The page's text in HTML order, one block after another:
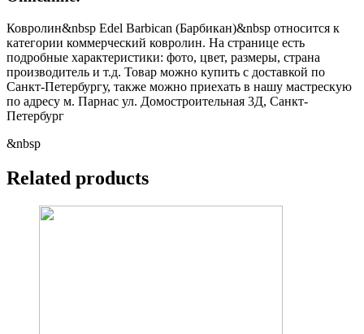
Ковролин&nbsp Edel Barbican (Барбикан)&nbsp относится к
категории коммерческий ковролин. На странице есть
подробные характеристики: фото, цвет, размеры, страна
производитель и т.д. Товар можно купить с доставкой по
Санкт-Петербургу, также можно приехать в нашу мастрескую
по адресу м. Парнас ул. Домостроительная 3Д, Санкт-
Петербург
&nbsp
Related products